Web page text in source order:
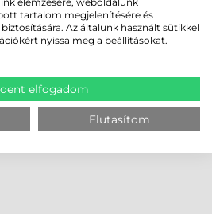
tartalom megjelenítésére és
Az általunk használt sütikkel
nyissa meg a beállításokat.
elfogadom
Elutasítom